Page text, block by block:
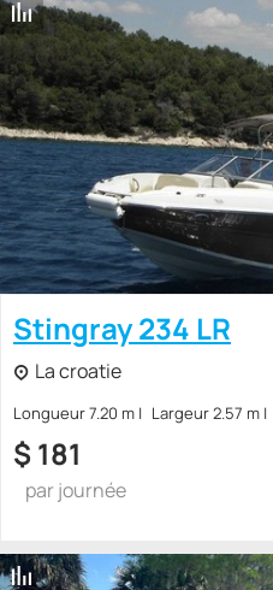
Stingray 234 LR
La croatie
Longueur 7.20 m Largeur 2.57 m
$ 181
par journée